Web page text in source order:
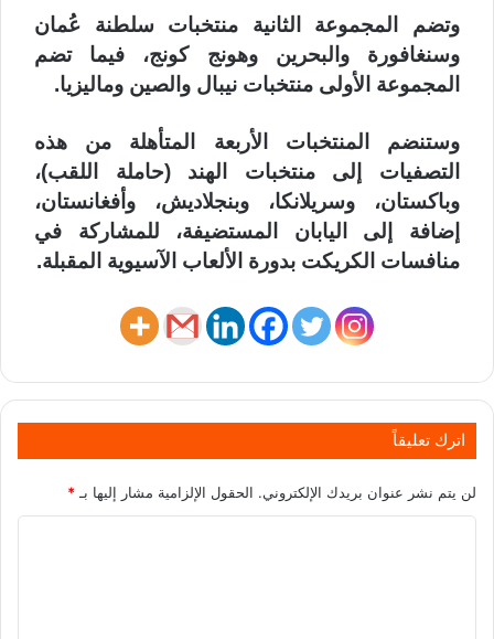
وتضم المجموعة الثانية منتخبات سلطنة عُمان
وسنغافورة والبحرين وهونج كونج، فيما تضم
المجموعة الأولى منتخبات نيبال والصين وماليزيا.
وستنضم المنتخبات الأربعة المتأهلة من هذه
التصفيات إلى منتخبات الهند (حاملة اللقب)،
وباكستان، وسريلانكا، وبنجلاديش، وأفغانستان،
إضافة إلى اليابان المستضيفة، للمشاركة في
منافسات الكريكت بدورة الألعاب الآسيوية المقبلة.
اترك تعليقاً
لن يتم نشر عنوان بريدك الإلكتروني. الحقول الإلزامية مشار إليها بـ*